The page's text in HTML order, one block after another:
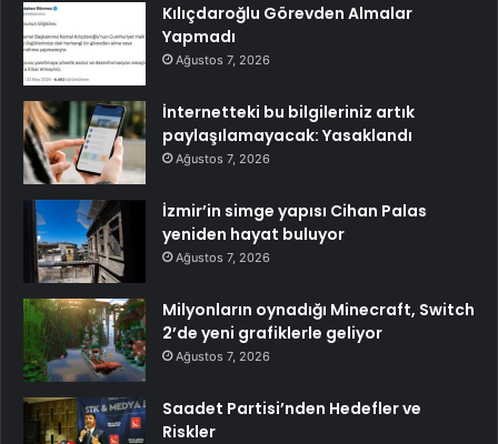
Kılıçdaroğlu Görevden Almalar
Yapmadı
Ağustos 7, 2026
İnternetteki bu bilgileriniz artık
paylaşılamayacak: Yasaklandı
Ağustos 7, 2026
İzmir’in simge yapısı Cihan Palas
yeniden hayat buluyor
Ağustos 7, 2026
Milyonların oynadığı Minecraft, Switch
2’de yeni grafiklerle geliyor
Ağustos 7, 2026
Saadet Partisi’nden Hedefler ve
Riskler